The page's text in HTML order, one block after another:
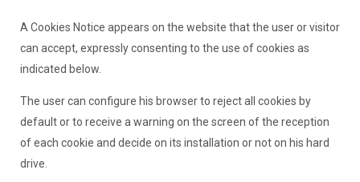
A Cookies Notice appears on the website that the user or visitor
can accept, expressly consenting to the use of cookies as
indicated below.
The user can configure his browser to reject all cookies by
default or to receive a warning on the screen of the reception
of each cookie and decide on its installation or not on his hard
drive.